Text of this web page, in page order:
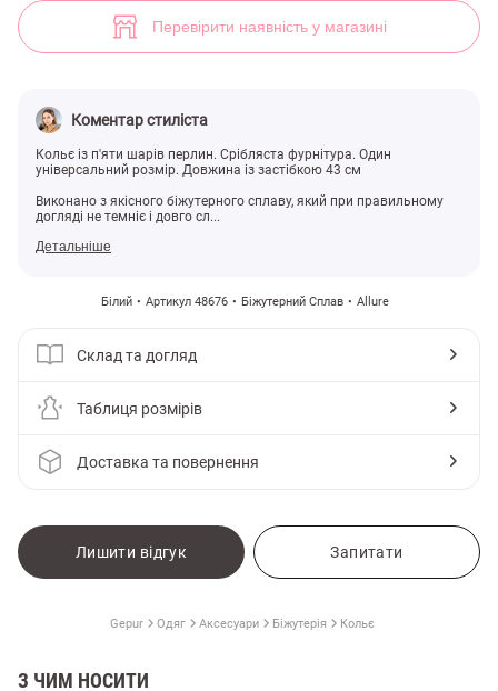
Перевірити наявність у магазині
Коментар стиліста
Кольє із п'яти шарів перлин. Срібляста фурнітура. Один
універсальний розмір. Довжина із застібкою 43 см
Виконано з якісного біжутерного сплаву, який при правильному
догляді не темніє і довго сл...
Детальніше
Білий Артикул 48676 Біжутерний Сплав Allure
Склад та догляд
Таблиця розмірів
Доставка та повернення
Лишити відгук Запитати
Gepur Одяг Аксесуари Біжутерія Кольє
З ЧИМ НОСИТИ
Біле багатошарове намисто з перлинами (арт. 48676) ♡ інтернет-